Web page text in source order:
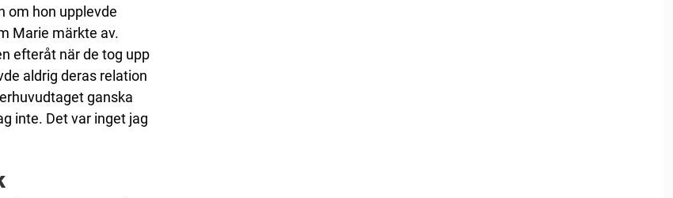
om hon upplevde
Marie märkte av.
efteråt när de tog upp
aldrig deras relation
ganska
inte. Det var inget jag